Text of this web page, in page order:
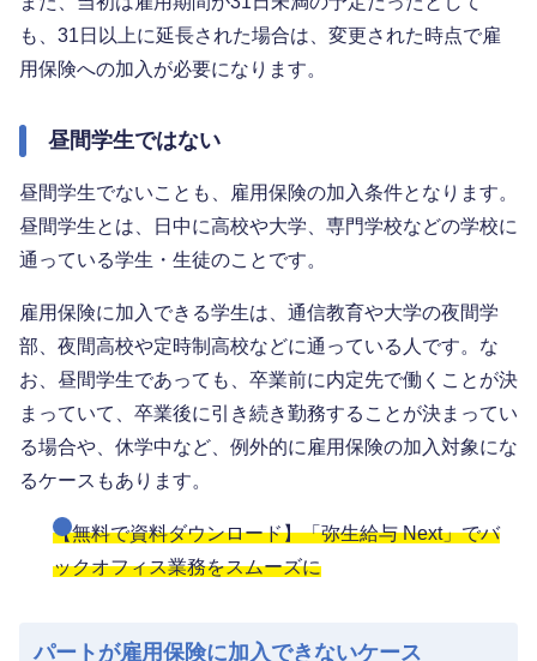
も、31日以上に延長された場合は、変更された時点で雇
用保険への加入が必要になります。
昼間学生ではない
昼間学生でないことも、雇用保険の加入条件となります。
昼間学生とは、日中に高校や大学、専門学校などの学校に
通っている学生・生徒のことです。
雇用保険に加入できる学生は、通信教育や大学の夜間学
部、夜間高校や定時制高校などに通っている人です。な
お、昼間学生であっても、卒業前に内定先で働くことが決
まっていて、卒業後に引き続き勤務することが決まってい
る場合や、休学中など、例外的に雇用保険の加入対象にな
るケースもあります。
【無料で資料ダウンロード】「弥生給与 Next」でバ
ックオフィス業務をスムーズに
パートが雇用保険に加入できないケース